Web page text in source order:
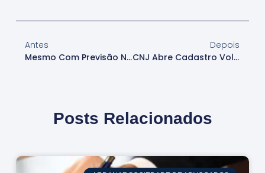
Antes
Mesmo Com Previsão No Edital, Arrematante Não Responde Por Dívida Tributária Anterior À Alienação Do Imóvel
Depois
CNJ Abre Cadastro Voluntário De Pessoas Físicas No Domicílio Judicial Eletrônico
Posts Relacionados